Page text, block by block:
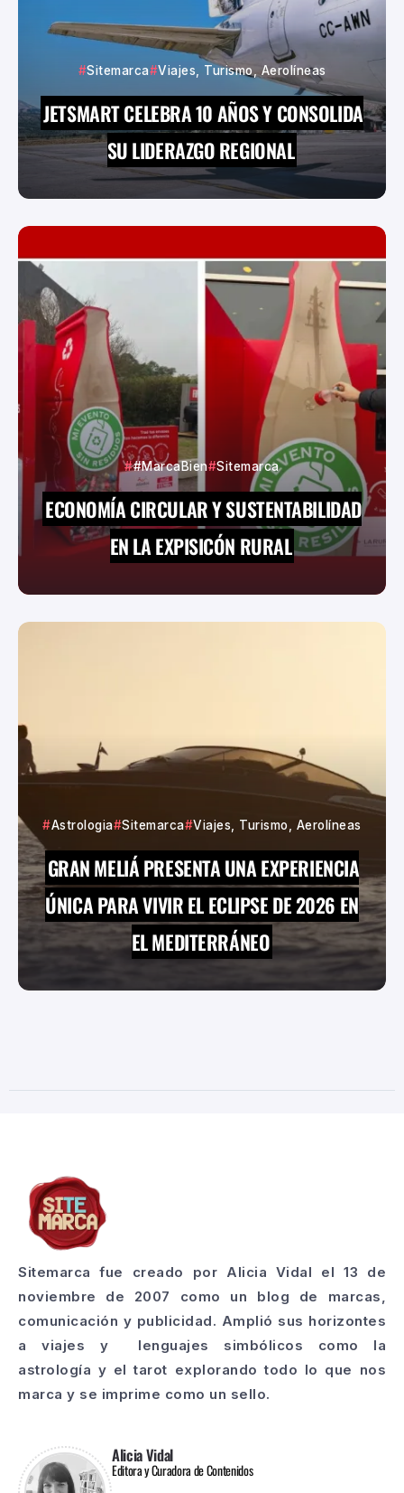
Sitemarca Viajes, Turismo, Aerolíneas
JETSMART CELEBRA 10 AÑOS Y CONSOLIDA
SU LIDERAZGO REGIONAL
#MarcaBien Sitemarca
ECONOMÍA CIRCULAR Y SUSTENTABILIDAD
EN LA EXPISICÓN RURAL
Astrologia Sitemarca Viajes, Turismo, Aerolíneas
GRAN MELIÁ PRESENTA UNA EXPERIENCIA
ÚNICA PARA VIVIR EL ECLIPSE DE 2026 EN
EL MEDITERRÁNEO
Sitemarca fue creado por Alicia Vidal el 13 de
noviembre de 2007 como un blog de marcas,
comunicación y publicidad. Amplió sus horizontes
a viajes y lenguajes simbólicos como la
astrología y el tarot explorando todo lo que nos
marca y se imprime como un sello.
Alicia Vidal
Editora y Curadora de Contenidos